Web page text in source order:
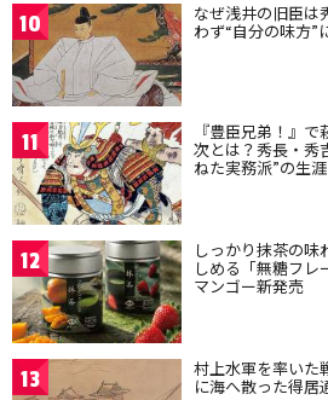
10 なぜ浅井の旧臣は
わず“自分の味方”
11 『豊臣兄弟！』
次とは？秀長・秀
ねた実務派”の生涯
12 しっかり抹茶の
しめる「無糖フレ
マンゴー新発売
13 村上水軍を率いた
に海へ散った得居